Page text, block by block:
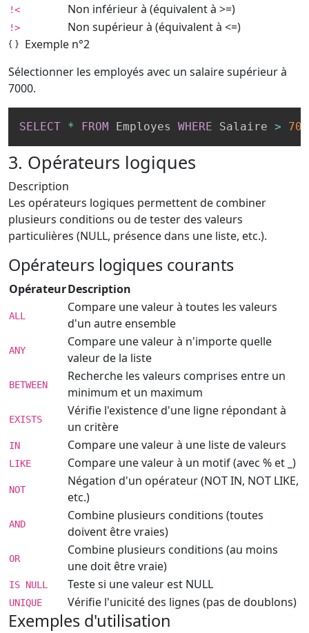
!< Non inférieur à (équivalent à >=)
!>
Non supérieur à (équivalent à <=)
Exemple n°2
Sélectionner les employés avec un salaire supérieur à
7000.
SELECT * FROM Employes WHERE Salaire >
3. Opérateurs logiques
Description
Les opérateurs logiques permettent de combiner
plusieurs conditions ou de tester des valeurs
particulières (NULL, présence dans une liste, etc.).
Opérateurs logiques courants
OpérateurDescription
ALL
Compare une valeur à toutes les valeurs
d'un autre ensemble
ANY
Compare une valeur à n'importe quelle
valeur de la liste
BETWEEN
Recherche les valeurs comprises entre un
minimum et un maximum
EXISTS
Vérifie l'existence d'une ligne répondant à
un critère
IN Compare une valeur à une liste de valeurs
LIKE Compare une valeur à un motif (avec % et _)
NOT
Négation d'un opérateur (NOT IN, NOT LIKE,
etc.)
AND
Combine plusieurs conditions (toutes
doivent être vraies)
OR
Combine plusieurs conditions (au moins
une doit être vraie)
IS NULL Teste si une valeur est NULL
UNIQUE Vérifie l'unicité des lignes (pas de doublons)
Exemples d'utilisation